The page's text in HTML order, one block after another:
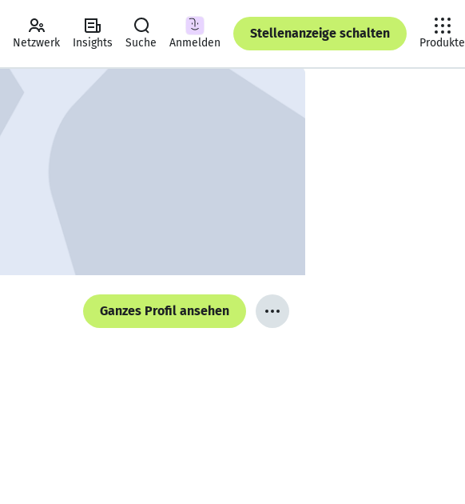
Netzwerk Insights Suche Anmelden
Stellenanzeige schalten
Produkte
Ganzes Profil ansehen